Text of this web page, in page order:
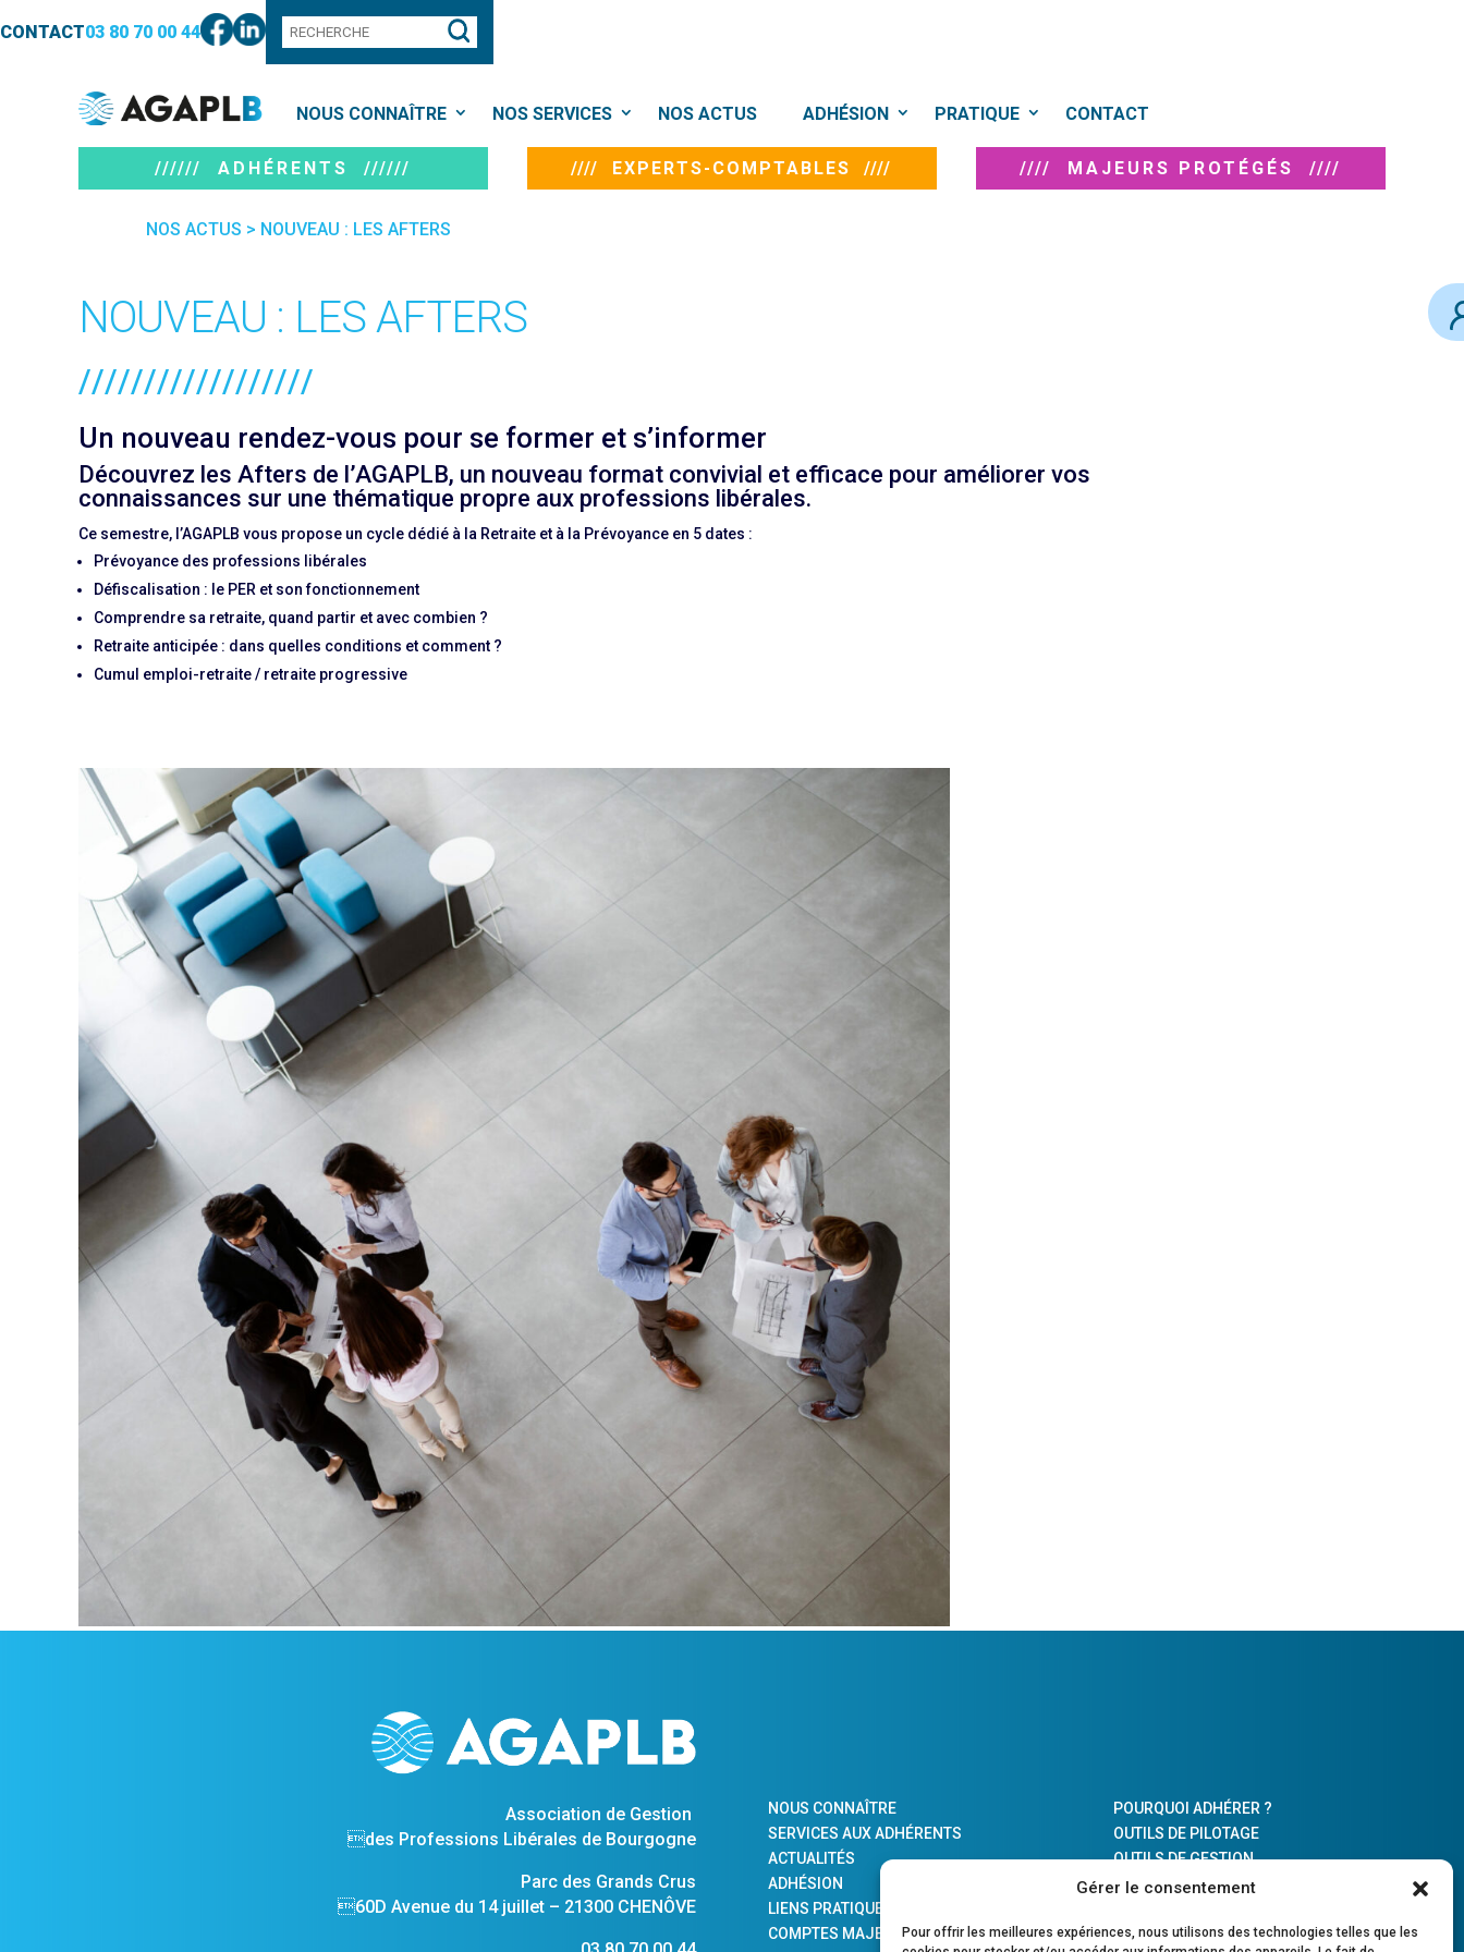
Gérer le consentement
Pour offrir les meilleures expériences, nous utilisons des technologies telles que les
CONTACT03 80 70 00 44
NOUS CONNAÎTRE NOS SERVICES NOS ACTUS ADHÉSION PRATIQUE CONTACT
////// ADHÉRENTS ////// //// EXPERTS-COMPTABLES //// //// MAJEURS PROTÉGÉS ////
NOS ACTUS > NOUVEAU : LES AFTERS
NOUVEAU : LES AFTERS
//////////////////
Un nouveau rendez-vous pour se former et s’informer
Découvrez les Afters de l’AGAPLB, un nouveau format convivial et efficace pour améliorer vos
connaissances sur une thématique propre aux professions libérales.
Ce semestre, l’AGAPLB vous propose un cycle dédié à la Retraite et à la Prévoyance en 5 dates :
Prévoyance des professions libérales
Défiscalisation : le PER et son fonctionnement
Comprendre sa retraite, quand partir et avec combien ?
Retraite anticipée : dans quelles conditions et comment ?
Cumul emploi-retraite / retraite progressive
Association de Gestion
des Professions Libérales de Bourgogne
Parc des Grands Crus
60D Avenue du 14 juillet – 21300 CHENÔVE
NOUS CONNAÎTRE
SERVICES AUX ADHÉRENTS
ACTUALITÉS
ADHÉSION
LIENS PRATIQUES
COMPTES MAJEURS PROTÉGÉS
POURQUOI ADHÉRER ?
OUTILS DE PILOTAGE
OUTILS DE GESTION
PARTENAIRE DE LA PROFESSION